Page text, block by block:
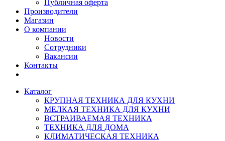
Публичная оферта
Производители
Магазин
О компании
Новости
Сотрудники
Вакансии
Контакты
Каталог
КРУПНАЯ ТЕХНИКА ДЛЯ КУХНИ
МЕЛКАЯ ТЕХНИКА ДЛЯ КУХНИ
ВСТРАИВАЕМАЯ ТЕХНИКА
ТЕХНИКА ДЛЯ ДОМА
КЛИМАТИЧЕСКАЯ ТЕХНИКА